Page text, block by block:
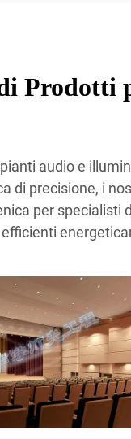
Prodotti
audio e
di precisione, i
per specialisti